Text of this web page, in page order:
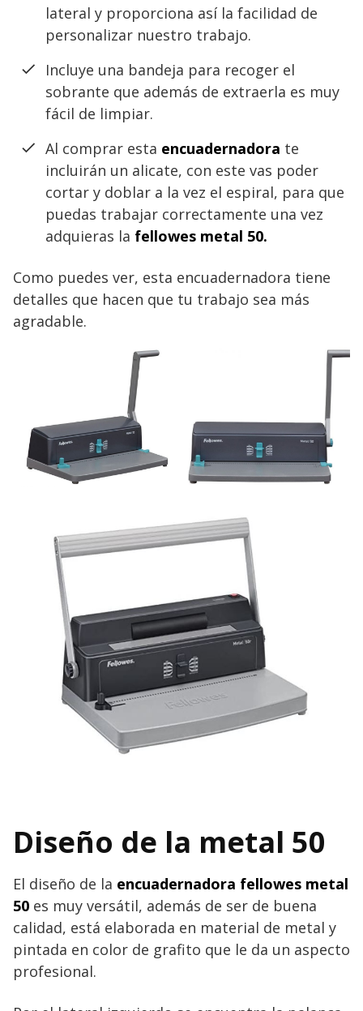
lateral y proporciona así la facilidad de
personalizar nuestro trabajo.
Incluye una bandeja para recoger el
sobrante que además de extraerla es muy
fácil de limpiar.
Al comprar esta encuadernadora te
incluirán un alicate, con este vas poder
cortar y doblar a la vez el espiral, para que
puedas trabajar correctamente una vez
adquieras la fellowes metal 50.
Como puedes ver, esta encuadernadora tiene
detalles que hacen que tu trabajo sea más
agradable.
Diseño de la metal 50
El diseño de la encuadernadora fellowes metal
50 es muy versátil, además de ser de buena
calidad, está elaborada en material de metal y
pintada en color de grafito que le da un aspecto
profesional.